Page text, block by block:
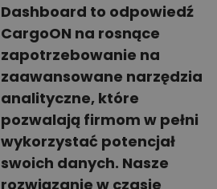
Dashboard to odpowiedź
CargoON na rosnące
zapotrzebowanie na
zaawansowane narzędzia
analityczne, które
pozwalają firmom w pełni
wykorzystać potencjał
swoich danych. Nasze
rozwiązanie w czasie